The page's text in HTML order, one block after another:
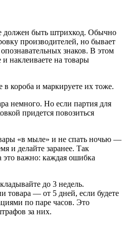
должен быть штрихкод. Обычно
производителей, но бывает
знаков. В этом
наклеиваете на товары
короба и маркируете их тоже.
немного. Но если партия для
придется повозиться
«в мыле» и не спать ночью —
и делайте заранее. Так
важно: каждая ошибка
до 3 недель.
товара — от 5 дней, если будете
по паре часов. Это
за них.